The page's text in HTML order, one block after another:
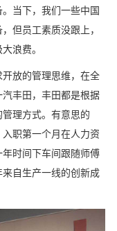
当下，我们一些中国
但员工素质没跟上，
浪费。
放的管理思维，在全
丰田，丰田都是根据
理方式。有意思的
职第一个月在人力资
时间下车间跟随师傅
自生产一线的创新成